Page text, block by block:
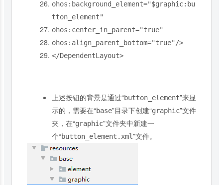
ohos:background_element="$graphic:bu
tton_element"
ohos:center_in_parent="true"
ohos:align_parent_bottom="true" />
</DependentLayout>
上述按钮的背景是通过“button_element”来显
示的，需要在“base”目录下创建“graphic”文件
夹，在“graphic”文件夹中新建一
个“button_element.xml”文件。